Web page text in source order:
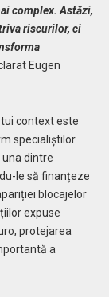
complex. Astăzi,
riscurilor, ci
Eugen
context este
specialiștilor
dintre
le să finanțeze
blocajelor
expuse
protejarea
a